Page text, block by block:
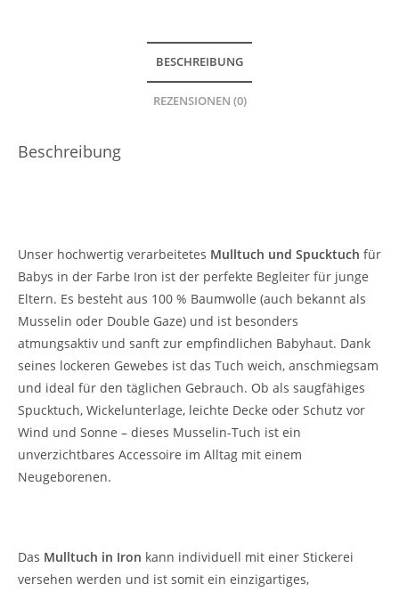
BESCHREIBUNG
REZENSIONEN (0)
Beschreibung
Unser hochwertig verarbeitetes Mulltuch und Spucktuch für
Babys in der Farbe Iron ist der perfekte Begleiter für junge
Eltern. Es besteht aus 100 % Baumwolle (auch bekannt als
Musselin oder Double Gaze) und ist besonders
atmungsaktiv und sanft zur empfindlichen Babyhaut. Dank
seines lockeren Gewebes ist das Tuch weich, anschmiegsam
und ideal für den täglichen Gebrauch. Ob als saugfähiges
Spucktuch, Wickelunterlage, leichte Decke oder Schutz vor
Wind und Sonne – dieses Musselin-Tuch ist ein
unverzichtbares Accessoire im Alltag mit einem
Neugeborenen.
Das Mulltuch in Iron kann individuell mit einer Stickerei
versehen werden und ist somit ein einzigartiges,